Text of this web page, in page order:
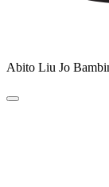
Abito Liu Jo